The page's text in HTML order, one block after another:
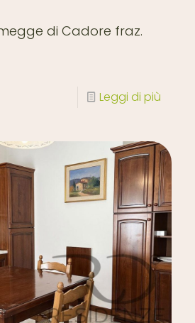
di Cadore fraz.
Leggi di più